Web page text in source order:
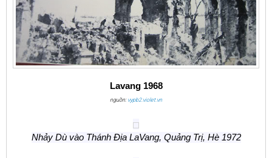
Lavang 1968
nguồn: vypb2.violet.vn
Nhảy Dù vào Thánh Địa LaVang, Quảng Trị, Hè 1972